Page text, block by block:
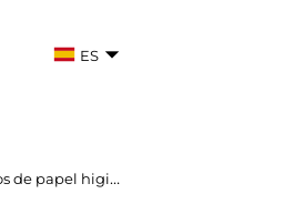
ES
papel higiénico